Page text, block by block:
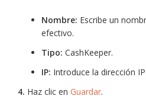
Nombre: Escribe un
efectivo.
Tipo: CashKeeper.
IP: Introduce la dirección IP.
4. Haz clic en Guardar.